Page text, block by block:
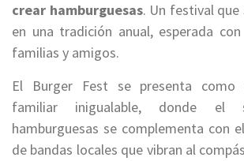
crear hamburguesas. Un festival
en una tradición anual, esperada
familias y amigos.
El Burger Fest se presenta como
familiar inigualable, donde
hamburguesas se complementa con
de bandas locales que vibran al